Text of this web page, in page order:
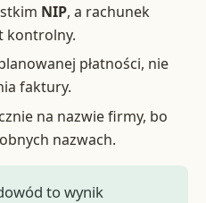
NIP, a rachunek
kontrolny.
płatności, nie
faktury.
na nazwie firmy, bo
nazwach.
to wynik